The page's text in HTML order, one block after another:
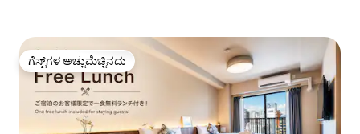
ಗೆಸ್ಟ್‌ಗಳ ಅಚ್ಚುಮೆಚ್ಚಿನದು
ಗೆಸ್ಟ್‌ಗಳ ಅಚ್ಚುಮೆಚ್ಚಿನದು